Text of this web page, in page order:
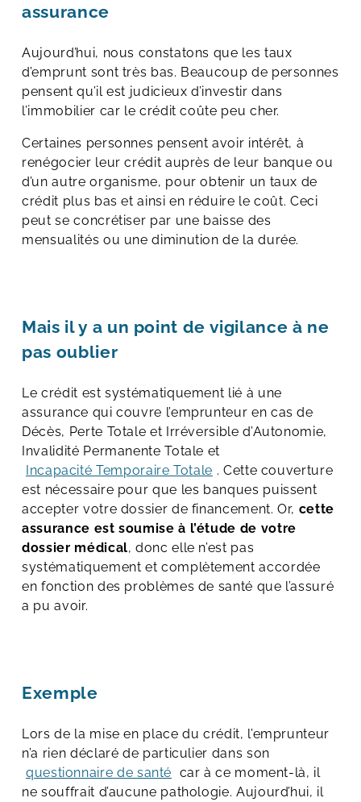
assurance
Aujourd’hui, nous constatons que les taux
d’emprunt sont très bas. Beaucoup de personnes
pensent qu’il est judicieux d’investir dans
l’immobilier car le crédit coûte peu cher.
Certaines personnes pensent avoir intérêt, à
renégocier leur crédit auprès de leur banque ou
d’un autre organisme, pour obtenir un taux de
crédit plus bas et ainsi en réduire le coût. Ceci
peut se concrétiser par une baisse des
mensualités ou une diminution de la durée.
Mais il y a un point de vigilance à ne
pas oublier
Le crédit est systématiquement lié à une
assurance qui couvre l’emprunteur en cas de
Décès, Perte Totale et Irréversible d’Autonomie,
Invalidité Permanente Totale et
Incapacité Temporaire Totale . Cette couverture
est nécessaire pour que les banques puissent
accepter votre dossier de financement. Or, cette
assurance est soumise à l’étude de votre
dossier médical, donc elle n’est pas
systématiquement et complètement accordée
en fonction des problèmes de santé que l’assuré
a pu avoir.
Exemple
Lors de la mise en place du crédit, l’emprunteur
n’a rien déclaré de particulier dans son
questionnaire de santé car à ce moment-là, il
ne souffrait d’aucune pathologie. Aujourd’hui, il